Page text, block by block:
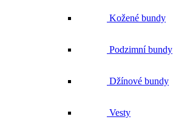
Kožené bundy
Podzimní bundy
Džínové bundy
Vesty